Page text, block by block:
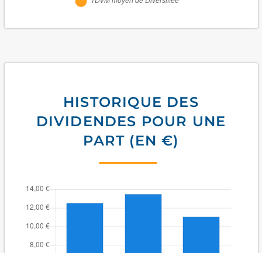
HISTORIQUE DES
DIVIDENDES POUR UNE
PART (EN €)